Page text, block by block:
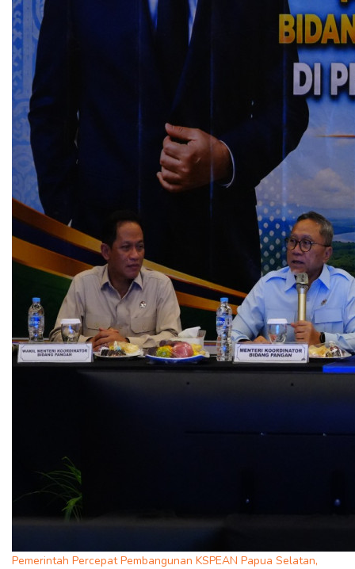
Pemerintah Percepat Pembangunan KSPEAN Papua Selatan,